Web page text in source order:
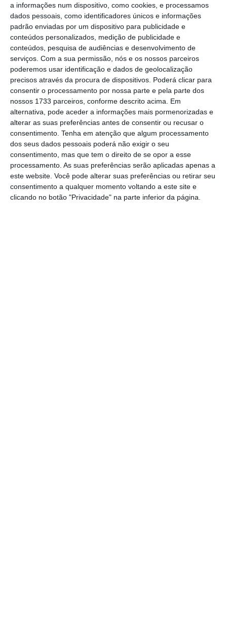
a informações num dispositivo, como cookies, e processamos
dados pessoais, como identificadores únicos e informações
padrão enviadas por um dispositivo para publicidade e
conteúdos personalizados, medição de publicidade e
conteúdos, pesquisa de audiências e desenvolvimento de
serviços. Com a sua permissão, nós e os nossos parceiros
poderemos usar identificação e dados de geolocalização
precisos através da procura de dispositivos. Poderá clicar para
consentir o processamento por nossa parte e pela parte dos
nossos 1733 parceiros, conforme descrito acima. Em
alternativa, pode aceder a informações mais pormenorizadas e
alterar as suas preferências antes de consentir ou recusar o
consentimento. Tenha em atenção que algum processamento
dos seus dados pessoais poderá não exigir o seu
consentimento, mas que tem o direito de se opor a esse
processamento. As suas preferências serão aplicadas apenas a
este website. Você pode alterar suas preferências ou retirar seu
consentimento a qualquer momento voltando a este site e
clicando no botão "Privacidade" na parte inferior da página.
Lajes. Marcelo preocupado com atrasos nos
salários
Ler Mais
“Estamedida, de natureza excecional e
transitória, destina-se a mitigar os efeitos
económicos e sociais decorrentes da
suspensão do pagamento das remunerações
por entidade patronal estrangeira,
garantindo aos trabalhadores a manutenção
temporária do seu rendimento habitual, até
que esta situação se encontre regularizada”,
é justificado.